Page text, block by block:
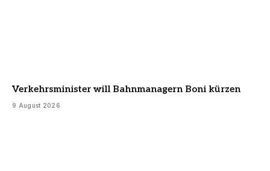
Verkehrsminister will Bahnmanagern Boni kürzen
9 August 2026